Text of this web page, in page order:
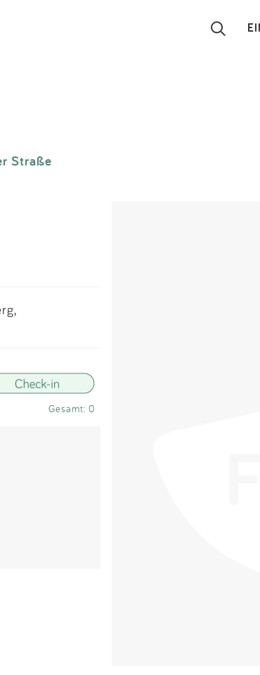
Anmelden
Straße
Gesamt: 0